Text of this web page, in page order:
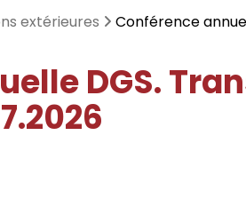
logiques de
écologies, politiques
extérieures Conférence
DGS.